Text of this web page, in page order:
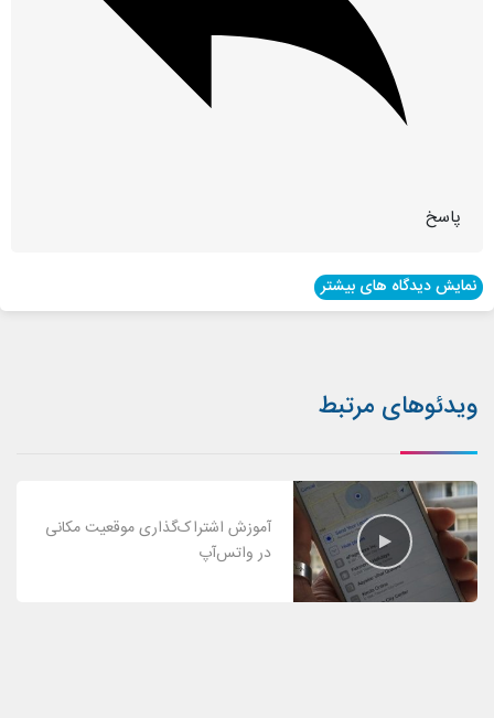
پاسخ
نمایش دیدگاه های بیشتر
ویدئوهای مرتبط
آموزش اشتراک‌گذاری موقعیت مکانی
در واتس‌آپ